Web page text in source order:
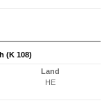
(K 108)
Land
HE